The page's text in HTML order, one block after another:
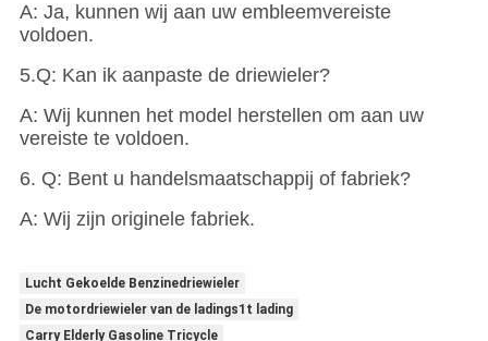
A: Ja, kunnen wij aan uw embleemvereiste
voldoen.
5.Q: Kan ik aanpaste de driewieler?
A: Wij kunnen het model herstellen om aan uw
vereiste te voldoen.
6. Q: Bent u handelsmaatschappij of fabriek?
A: Wij zijn originele fabriek.
Lucht Gekoelde Benzinedriewieler
De motordriewieler van de ladings1t lading
Carry Elderly Gasoline Tricycle